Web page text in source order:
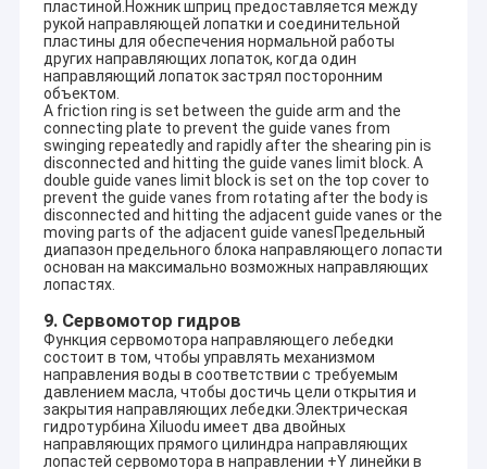
пластиной.Ножник шприц предоставляется между
рукой направляющей лопатки и соединительной
пластины для обеспечения нормальной работы
других направляющих лопаток, когда один
направляющий лопаток застрял посторонним
объектом.
A friction ring is set between the guide arm and the
connecting plate to prevent the guide vanes from
swinging repeatedly and rapidly after the shearing pin is
disconnected and hitting the guide vanes limit block. A
double guide vanes limit block is set on the top cover to
prevent the guide vanes from rotating after the body is
disconnected and hitting the adjacent guide vanes or the
moving parts of the adjacent guide vanesПредельный
диапазон предельного блока направляющего лопасти
основан на максимально возможных направляющих
лопастях.
9. Сервомотор гидров
Функция сервомотора направляющего лебедки
состоит в том, чтобы управлять механизмом
направления воды в соответствии с требуемым
давлением масла, чтобы достичь цели открытия и
закрытия направляющих лебедки.Электрическая
гидротурбина Xiluodu имеет два двойных
направляющих прямого цилиндра направляющих
лопастей сервомотора в направлении +Y линейки в